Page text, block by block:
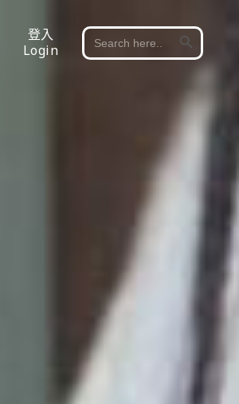
登入
Login
Search
for:
Search Button